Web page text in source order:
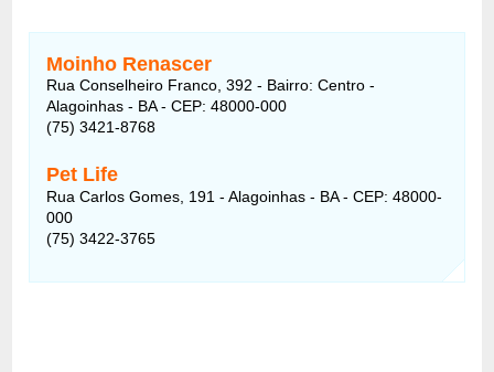
Moinho Renascer
Rua Conselheiro Franco, 392 - Bairro: Centro -
Alagoinhas - BA - CEP: 48000-000
(75) 3421-8768
Pet Life
Rua Carlos Gomes, 191 - Alagoinhas - BA - CEP: 48000-
000
(75) 3422-3765